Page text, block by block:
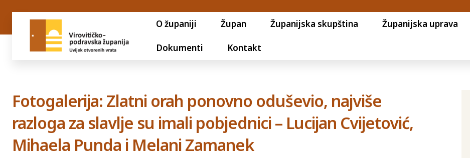
O županiji Župan Županijska skupština Županijska uprava
Dokumenti Kontakt
Fotogalerija: Zlatni orah ponovno oduševio, najviše
razloga za slavlje su imali pobjednici – Lucijan Cvijetović,
Mihaela Punda i Melani Zamanek